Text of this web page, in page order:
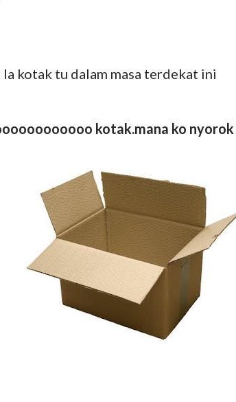
kotak tu dalam masa terdekat ini
kotak.mana ko nyorok